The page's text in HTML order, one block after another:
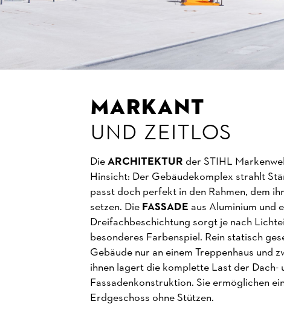
MARKANT
UND ZEITLOS
DieARCHITEKTUR der STIHL
Hinsicht: Der Gebäudekomplex strahlt
passt doch perfekt in den Rahmen, dem
setzen. Die FASSADE aus Aluminium und
Dreifachbeschichtung sorgt je nach
besonderes Farbenspiel. Rein statisch
Gebäude nur an einem Treppenhaus und
ihnen lagert die komplette Last der Dach-
Fassadenkonstruktion. Sie ermöglichen
Erdgeschoss ohne Stützen.